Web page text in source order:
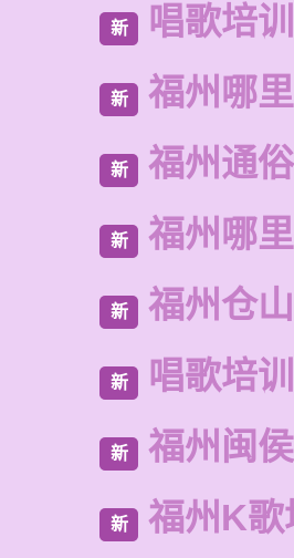
新 唱歌培
新 福州哪
新 福州通
新 福州哪
新 福州仓
新 唱歌培
新 福州闽
新 福州K歌